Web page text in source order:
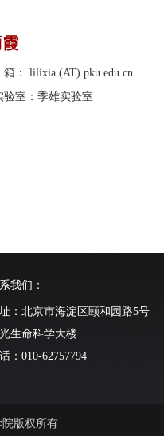
lilixia (AT) pku.edu.cn
验室：季雄实验室
我们：
：北京市海淀区颐和园路5号
生命科学大楼
：010-62757794
院版权所有